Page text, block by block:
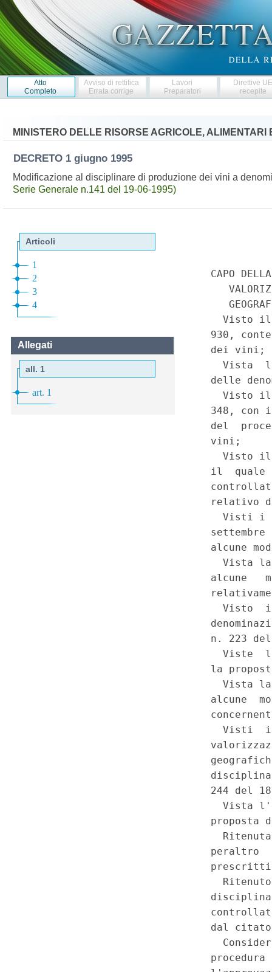
Atto
Completo
Avviso di rettifica
Errata corrige
Lavori
Preparatori
Direttive
recepite
MINISTERO DELLE RISORSE AGRICOLE, ALIMENTARI
DECRETO 1 giugno 1995
Modificazione al disciplinare di produzione dei vini a
Serie Generale n.141 del 19-06-1995)